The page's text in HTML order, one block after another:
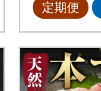
定期便